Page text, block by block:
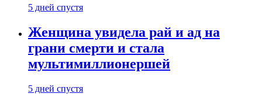
5 дней спустя
Женщина увидела рай и ад на
грани смерти и стала
мультимиллионершей
5 дней спустя